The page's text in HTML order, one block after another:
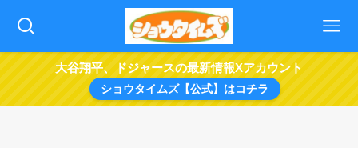
大谷翔平、ドジャースの最新情報Xアカウント
ショウタイムズ【公式】はコチラ